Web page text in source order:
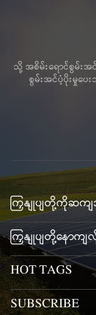
သို့ အစိမ်းရောင်စွမ်း
စွမ်းအင်ပံ့ပိုးမှု
ကြှနျုပျတို့ကိုဆကျ
ကြှနျုပျတို့နောကျ
HOT TAGS
SUBSCRIBE